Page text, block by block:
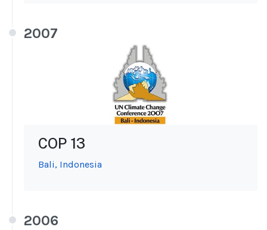
2007
COP 13
Bali, Indonesia
2006